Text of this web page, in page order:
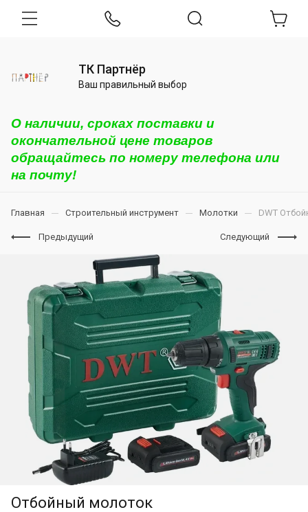
ТК Партнёр
Ваш правильный выбор
О наличии, сроках поставки и
окончательной цене товаров
обращайтесь по номеру телефона или
на почту!
Главная Строительный инструмент Молотки DWT
Предыдущий Следующий
Отбойный молоток